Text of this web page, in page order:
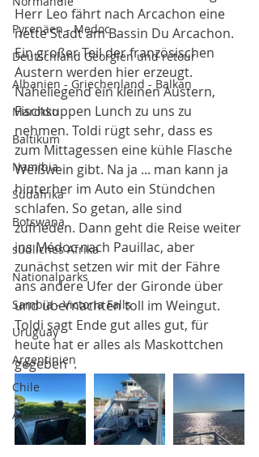
Pyrenäen - Medoc
Deutschland Georgien und retour
Albanien - Griechenland - Balkan
Marokko
Baltikum
Namibia
Südafrika
Botswana
südliches Afrika
Nationalparks
Sambia - Victoria Falls
Uruguay
Argentinien
Chile
Australien
Herr Leo fährt nach Arcachon eine
nette Stadt am Bassin Du Arcachon.
Ein großer Teil der französischen
Austern werden hier erzeugt.
Naheliegend ein kleinen Austern,
Fischsuppen Lunch zu uns zu
nehmen. Toldi rügt sehr, dass es
zum Mittagessen eine kühle Flasche
Weißwein gibt. Na ja ... man kann ja
hinterher im Auto ein Stündchen
schlafen. So getan, alle sind
zufrieden. Dann geht die Reise weiter
ins Médoc nach Pauillac, aber
zunächst setzen wir mit der Fähre
ans andere Ufer der Gironde über
und übernachten toll im Weingut.
Toldi sagt Ende gut alles gut, für
heute hat er alles als Maskottchen
gegeben  .